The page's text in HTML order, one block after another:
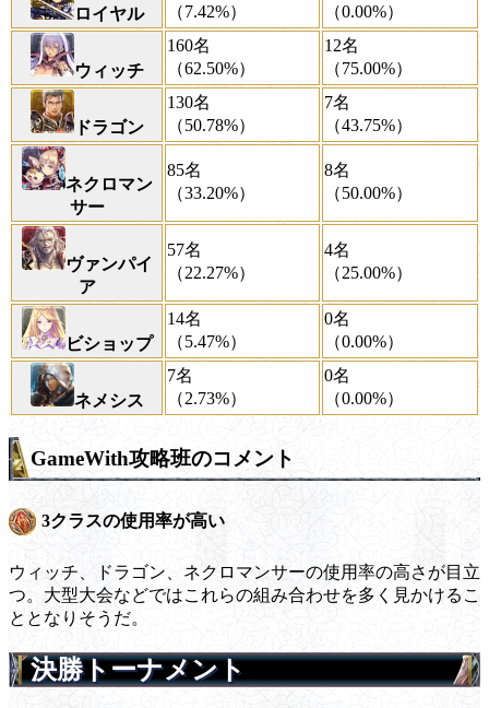
ロイヤル
（7.42%）
（0.00%）
ウィッチ
160名
（62.50%）
12名
（75.00%）
ドラゴン
130名
（50.78%）
7名
（43.75%）
ネクロマン
サー
85名
（33.20%）
8名
（50.00%）
ヴァンパイ
ア
57名
（22.27%）
4名
（25.00%）
ビショップ
14名
（5.47%）
0名
（0.00%）
ネメシス
7名
（2.73%）
0名
（0.00%）
GameWith攻略班のコメント
3クラスの使用率が高い
ウィッチ、ドラゴン、ネクロマンサーの使用率の高さが目立
つ。大型大会などではこれらの組み合わせを多く見かけるこ
ととなりそうだ。
決勝トーナメント